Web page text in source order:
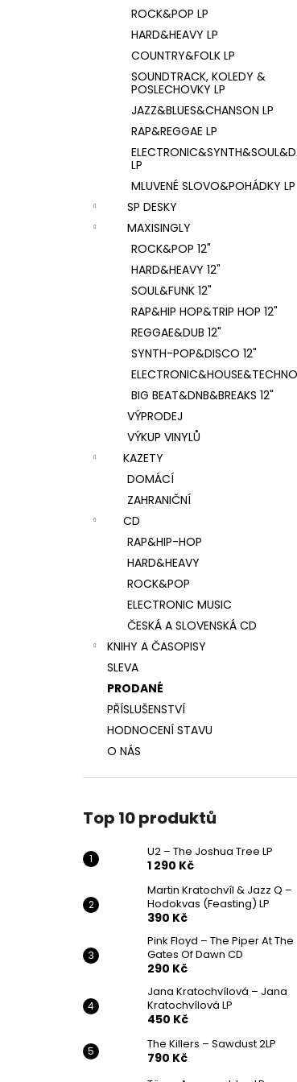
ROCK&POP LP
HARD&HEAVY LP
COUNTRY&FOLK LP
SOUNDTRACK, KOLEDY &
POSLECHOVKY LP
JAZZ&BLUES&CHANSON LP
RAP&REGGAE LP
LP
MLUVENÉ SLOVO&POHÁDKY LP
SP DESKY
MAXISINGLY
ROCK&POP 12"
HARD&HEAVY 12"
SOUL&FUNK 12"
RAP&HIP HOP&TRIP HOP 12"
REGGAE&DUB 12"
SYNTH-POP&DISCO 12"
BIG BEAT&DNB&BREAKS 12"
VÝPRODEJ
VÝKUP VINYLŮ
KAZETY
DOMÁCÍ
ZAHRANIČNÍ
CD
RAP&HIP-HOP
HARD&HEAVY
ROCK&POP
ELECTRONIC MUSIC
ČESKÁ A SLOVENSKÁ CD
KNIHY A ČASOPISY
SLEVA
PRODANÉ
PŘÍSLUŠENSTVÍ
HODNOCENÍ STAVU
O NÁS
Top 10 produktů
U2 – The Joshua Tree LP
1 290 Kč
Martin Kratochvíl & Jazz Q ‎–
Hodokvas (Feasting) LP
390 Kč
Pink Floyd – The Piper At The
Gates Of Dawn CD
290 Kč
Jana Kratochvílová – Jana
Kratochvílová LP
450 Kč
The Killers – Sawdust 2LP
790 Kč